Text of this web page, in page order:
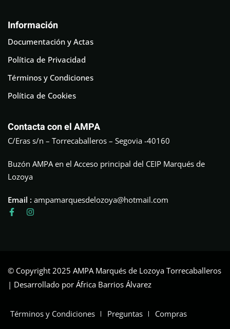
Información
Documentación y Actas
Política de Privacidad
Términos y Condiciones
Política de Cookies
Contacta con el AMPA
C/Eras s/n – Torrecaballeros – Segovia -40160
Buzón AMPA en el Acceso principal del CEIP Marqués de
Lozoya
Email : ampamarquesdelozoya@hotmail.com
© Copyright 2025 AMPA Marqués de Lozoya Torrecaballeros
| Desarrollado por África Barrios Álvarez
Términos y Condiciones Preguntas Compras